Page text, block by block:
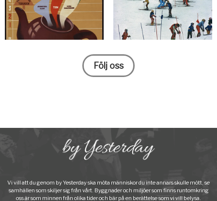
Följ oss
Vi vill att du genom by Yesterday ska möta människor du inte annars skulle mött, se
samhällen som skiljer sig från vårt. Byggnader och miljöer som finns runtomkring
oss är som minnen från olika tider och bär på en berättelse som vi vill belysa.